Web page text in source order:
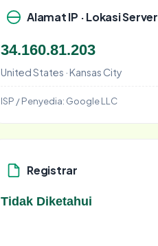
Alamat IP · Lokasi Server
34.160.81.203
United States · Kansas City
ISP / Penyedia: Google LLC
Registrar
Tidak Diketahui